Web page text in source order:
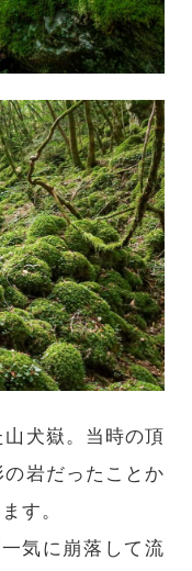
犬嶽。当時の頂
岩だったことか
す。
気に崩落して流